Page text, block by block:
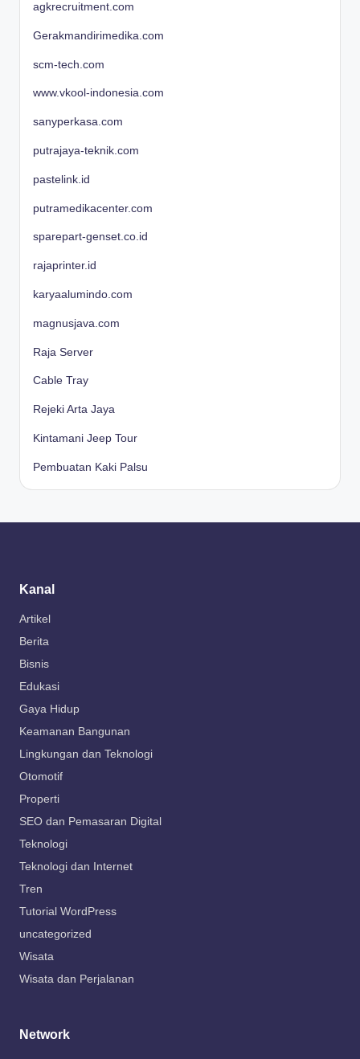
agkrecruitment.com
Gerakmandirimedika.com
scm-tech.com
www.vkool-indonesia.com
sanyperkasa.com
putrajaya-teknik.com
pastelink.id
putramedikacenter.com
sparepart-genset.co.id
rajaprinter.id
karyaalumindo.com
magnusjava.com
Raja Server
Cable Tray
Rejeki Arta Jaya
Kintamani Jeep Tour
Pembuatan Kaki Palsu
Kanal
Artikel
Berita
Bisnis
Edukasi
Gaya Hidup
Keamanan Bangunan
Lingkungan dan Teknologi
Otomotif
Properti
SEO dan Pemasaran Digital
Teknologi
Teknologi dan Internet
Tren
Tutorial WordPress
uncategorized
Wisata
Wisata dan Perjalanan
Network